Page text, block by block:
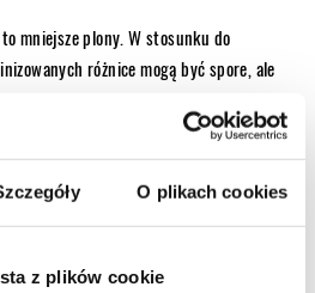
O plikach cookies
z plików cookie
mniejsze plony. W stosunku do
różnice mogą być spore, ale
ich nieco słabsze plony!